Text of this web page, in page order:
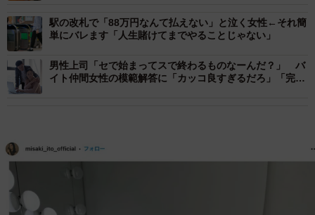
駅の改札で「88万円なんて払えない」と泣く女性←それ簡
単にバレます「人生賭けてまでやることじゃない」
男性上司「セで始まってスで終わるものなーんだ？」 バ
イト仲間女性の模範解答に「カッコ良すぎるだろ」「完璧